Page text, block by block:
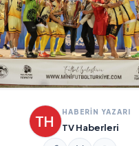
HABERİN YAZARI
TV Haberleri